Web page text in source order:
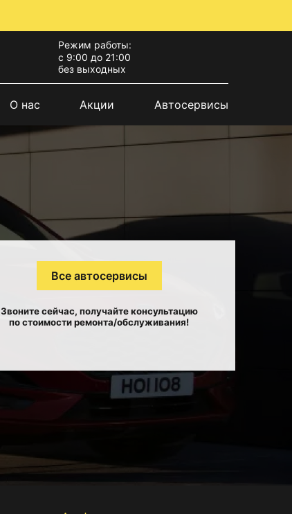
Режим работы:
с 9:00 до 21:00
без выходных
О нас Акции Автосервисы
Все автосервисы
Звоните сейчас, получайте консультацию
по стоимости ремонта/обслуживания!